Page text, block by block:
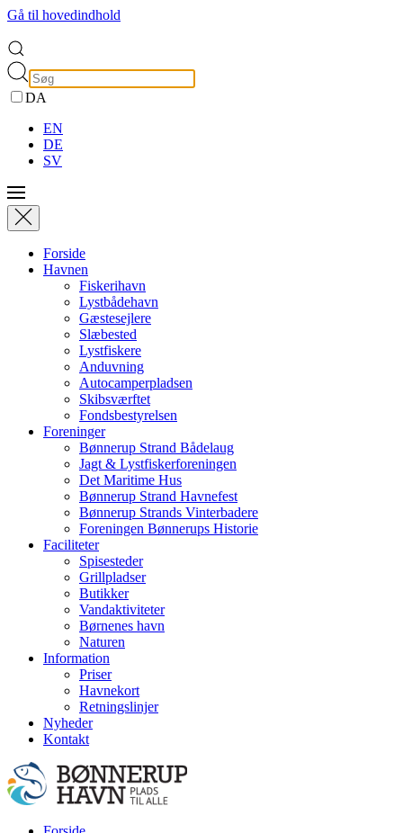
Gå til hovedindhold
DA
EN
DE
SV
Forside
Havnen
Fiskerihavn
Lystbådehavn
Gæstesejlere
Slæbested
Lystfiskere
Anduvning
Autocamperpladsen
Skibsværftet
Fondsbestyrelsen
Foreninger
Bønnerup Strand Bådelaug
Jagt & Lystfiskerforeningen
Det Maritime Hus
Bønnerup Strand Havnefest
Bønnerup Strands Vinterbadere
Foreningen Bønnerups Historie
Faciliteter
Spisesteder
Grillpladser
Butikker
Vandaktiviteter
Børnenes havn
Naturen
Information
Priser
Havnekort
Retningslinjer
Nyheder
Kontakt